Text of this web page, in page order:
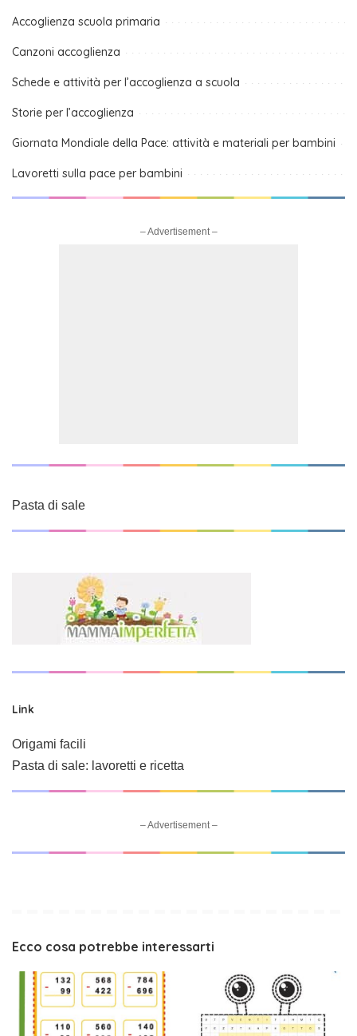
Accoglienza scuola primaria
Canzoni accoglienza
Schede e attività per l’accoglienza a scuola
Storie per l’accoglienza
Giornata Mondiale della Pace: attività e materiali per bambini
Lavoretti sulla pace per bambini
– Advertisement –
Pasta di sale
Link
Origami facili
Pasta di sale: lavoretti e ricetta
– Advertisement –
Ecco cosa potrebbe interessarti